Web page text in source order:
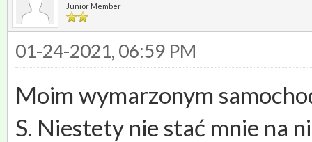
Junior Member
01-24-2021, 06:59 PM
Moim wymarzonym
S. Niestety nie stać mnie na